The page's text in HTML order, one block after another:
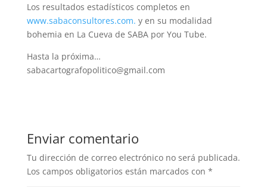
Los resultados estadísticos completos en
www.sabaconsultores.com. y en su modalidad
bohemia en La Cueva de SABA por You Tube.
Hasta la próxima…
sabacartografopolitico@gmail.com
Enviar comentario
Tu dirección de correo electrónico no será publicada.
Los campos obligatorios están marcados con *